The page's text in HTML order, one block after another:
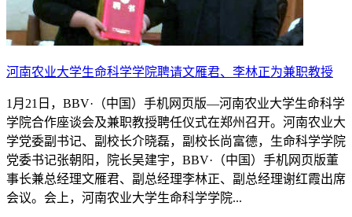
河南农业大学生命科学学院聘请文雁君、李林正为兼职教授
1月21日，BBV·（中国）手机网页版—河南农业大学生命科学
学院合作座谈会及兼职教授聘任仪式在郑州召开。河南农业大
学党委副书记、副校长介晓磊，副校长尚富德，生命科学学院
党委书记张朝阳，院长吴建宇，BBV·（中国）手机网页版董
事长兼总经理文雁君、副总经理李林正、副总经理谢红霞出席
会议。会上，河南农业大学生命科学学院...